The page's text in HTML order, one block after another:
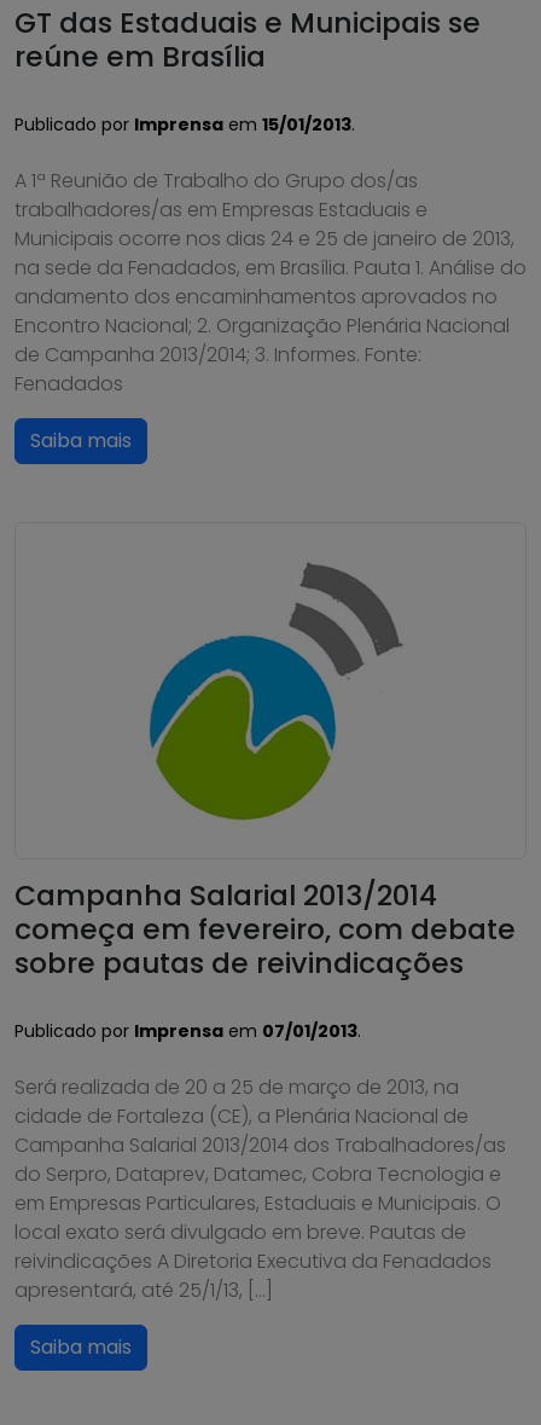
GT das Estaduais e Municipais se
reúne em Brasília
Publicado por Imprensa em 15/01/2013.
A 1ª Reunião de Trabalho do Grupo dos/as
trabalhadores/as em Empresas Estaduais e
Municipais ocorre nos dias 24 e 25 de janeiro de 2013,
na sede da Fenadados, em Brasília. Pauta 1. Análise do
andamento dos encaminhamentos aprovados no
Encontro Nacional; 2. Organização Plenária Nacional
de Campanha 2013/2014; 3. Informes. Fonte:
Fenadados
Saiba mais
Campanha Salarial 2013/2014
começa em fevereiro, com debate
sobre pautas de reivindicações
Publicado por Imprensa em 07/01/2013.
Será realizada de 20 a 25 de março de 2013, na
cidade de Fortaleza (CE), a Plenária Nacional de
Campanha Salarial 2013/2014 dos Trabalhadores/as
do Serpro, Dataprev, Datamec, Cobra Tecnologia e
em Empresas Particulares, Estaduais e Municipais. O
local exato será divulgado em breve. Pautas de
reivindicações A Diretoria Executiva da Fenadados
apresentará, até 25/1/13, […]
Saiba mais